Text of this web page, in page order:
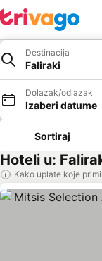
Destinacija
Faliraki
Dolazak/odlazak
Izaberi datume
Sortiraj
Hoteli u:
Kako uplate koje